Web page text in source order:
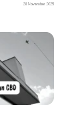
28 November 2025